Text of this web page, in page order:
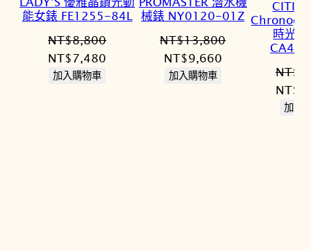
能女錶 FE1255-84L
NT$8,800
原
始
NT$7,480
加入購物車
械錶 NY0120-01Z
NT$13,800
原
始
NT$9,660目
加入購物車
時光
NT$
原
始
NT$
加入